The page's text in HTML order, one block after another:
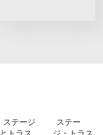
ステージ
ステー